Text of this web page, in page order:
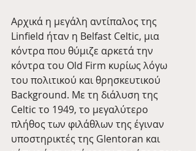
Αρχικά η μεγάλη αντίπαλος της
Linfield ήταν η Belfast Celtic, μια
κόντρα που θύμιζε αρκετά την
κόντρα του Old Firm κυρίως λόγω
του πολιτικού και θρησκευτικού
Background. Με τη διάλυση της
Celtic το 1949, το μεγαλύτερο
πλήθος των φιλάθλων της έγιναν
υποστηρικτές της Glentoran και